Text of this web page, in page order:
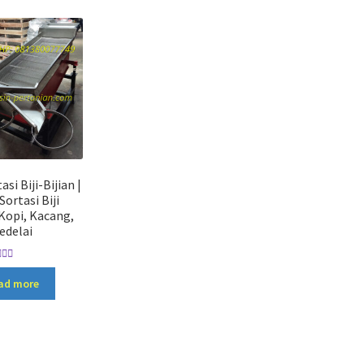
Biji-Bijian |
Biji
Kacang,
5.00
of 5
more